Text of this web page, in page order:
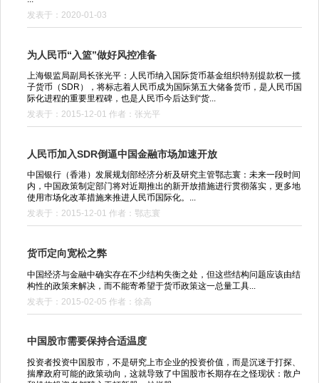
发表于：2020-01-03
为人民币“入篮”做好风控准备
上海银监局副局长张光平：人民币纳入国际货币基金组织特别提款权一揽
子货币（SDR），将标志着人民币成为国际第五大储备货币，是人民币国
际化进程的重要里程碑，也是人民币今后达到“货...
发表于：2015-12-01 作者：张光平
人民币加入SDR倒逼中国金融市场加速开放
中国银行（香港）发展规划部经济分析及研究主管鄂志寰：未来一段时间
内，中国政策制定部门将对近期推出的新开放措施进行贯彻落实，更多地
使用市场化改革措施来推进人民币国际化。...
发表于：2015-12-01 作者：鄂志寰
货币定向宽松之弊
中国经济与金融中确实存在不少结构失衡之处，但这些结构问题应该由结
构性的政策来解决，而不能寄希望于货币政策这一总量工具...
发表于：2015-02-05 作者：徐高
中国股市需要保持合适温度
投资者投资中国股市，不是研究上市企业的投资价值，而是沉迷于打探、
揣摩政府可能的政策动向，这就导致了中国股市长期存在之怪现状：散户